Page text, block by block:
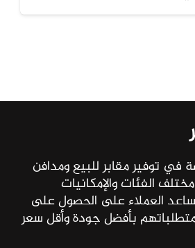
في توفير مقابر للبيع ومدافن
الفئات والإمكانيات
العملاء على الحصول على
بأفضل جودة وأقل سعر